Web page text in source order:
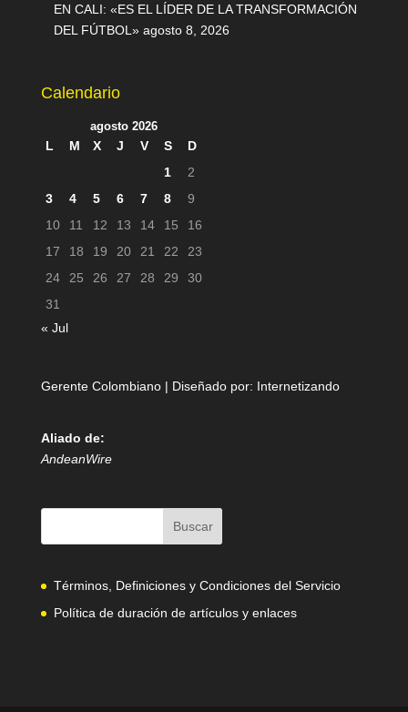
EN CALI: «ES EL LÍDER DE LA TRANSFORMACIÓN
DEL FÚTBOL» agosto 8, 2026
Calendario
agosto 2026
L M X J V S
D
1
2
3
4 5 6 7 8
9
10
11 12 13 14 15
16
17
18 19 20 21 22
23
24
25 26 27 28 29
30
31
« Jul
Gerente Colombiano | Diseñado por: Internetizando
Aliado de:
AndeanWire
Términos, Definiciones y Condiciones del Servicio
Política de duración de artículos y enlaces